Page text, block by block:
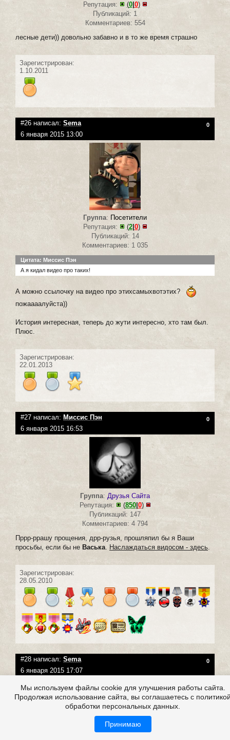
Репутация:
(0| 0)
Публикаций: 1
Комментариев: 554
лесные дети)) довольно забавно и в то же время страшно
Зарегистрирован:
1.10.2011
#26 написал: Sema 0
6 января 2015 13:00
Группа: Посетители
Репутация:
(2| 0)
Публикаций: 14
Комментариев: 1 035
Цитата: Миссис Пэн
А я кидал видео про таких!
А можно ссылочку на видео про этихсамыхвотэтих?
пожаааалуйста))
История интересная, теперь до жути интересно, хто там был.
Плюс.
Зарегистрирован:
22.01.2013
#27 написал: Миссис Пэн 0
6 января 2015 16:53
Группа: Друзья Сайта
Репутация:
(850| 0)
Публикаций: 147
Комментариев: 4 794
Пррр-ррашу прощения, дрр-рузья, прошляпил бы я Ваши
просьбы, если бы не Васька. Наслаждаться видосом - здесь.
Зарегистрирован:
28.05.2010
#28 написал: Sema 0
6 января 2015 17:07
Мы используем файлы cookie для улучшения работы сайта.
Продолжая использование сайта, вы соглашаетесь с
обработки персональных данных.
Принимаю